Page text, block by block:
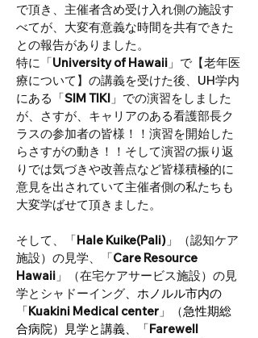
で頂き、主催者含め受け入れ側の施設す
べてが、大変有意義な時間を共有できた
との報告がありました。
特に「University of Hawaii 」で【老年医
療について】の講義を受けた後、UH学内
にある「SIM TIKI 」での演習をしました
が、さすが、キャリアのある看護部長ク
ラスの参加者の皆様！！演習を開始した
らさすがの動き！！そして演習の振り返
りでは気づきや改善点など皆様積極的に
意見を出されていて主催者側の私たちも
大変学ばせて頂きました。
そして、「Hale Kuike(Pali) 」（認知ケア
施設）の見学、「Care Resource
Hawaii 」（在宅ケアサービス施設）の見
学とシャドーイング、ホノルル市内の
「Kuakini Medical center 」（急性期総
合病院）見学と講義、「Farewell